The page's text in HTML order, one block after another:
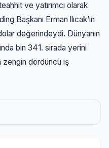
ve yatırımcı olarak
Başkanı Erman llıcak’ın
değerindeydi. Dünyanın
bin 341. sırada yerini
zengin dördüncü iş